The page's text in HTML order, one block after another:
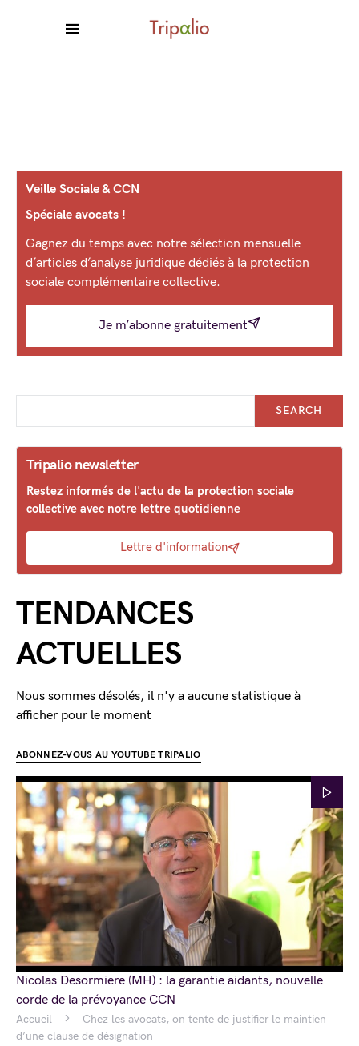
Accueil
Chez les avocats, on tente de justifier le maintien
d’une clause de désignation
Veille Sociale & CCN
Spéciale avocats !
Gagnez du temps avec notre sélection mensuelle
d’articles d’analyse juridique dédiés à la protection
sociale complémentaire collective.
Je m’abonne gratuitement
SEARCH
Tripalio newsletter
Restez informés de l'actu de la protection sociale
collective avec notre lettre quotidienne
Lettre d'information
TENDANCES
ACTUELLES
Nous sommes désolés, il n'y a aucune statistique à
afficher pour le moment
ABONNEZ-VOUS AU YOUTUBE TRIPALIO
Nicolas Desormiere (MH) : la garantie aidants, nouvelle
corde de la prévoyance CCN